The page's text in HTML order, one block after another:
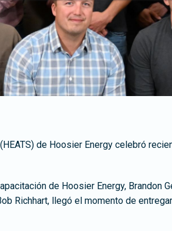
de Hoosier Energy celebró
de Hoosier Energy, Brandon
Richhart, llegó el momento de